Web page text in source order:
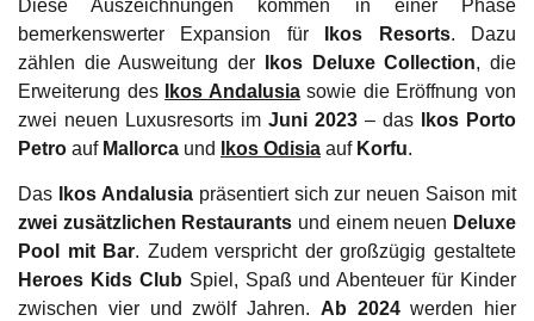
Diese Auszeichnungen kommen in einer Phase
bemerkenswerter Expansion für
Ikos Resorts. Dazu
zählen die Ausweitung der
Ikos Deluxe Collection, die
Erweiterung des
Ikos Andalusiasowie die Eröffnung von
zwei neuen Luxusresorts im Juni 2023 – das
Ikos Porto
Petro auf Mallorca und Ikos Odisia auf Korfu.
Das Ikos Andalusiapräsentiert sich zur neuen Saison mit
zwei zusätzlichen Restaurants und einem neuen Deluxe
Pool mit Bar. Zudem verspricht der großzügig gestaltete
Heroes Kids Club Spiel, Spaß und Abenteuer für Kinder
zwischen vier und zwölf Jahren. Ab 2024werden hier